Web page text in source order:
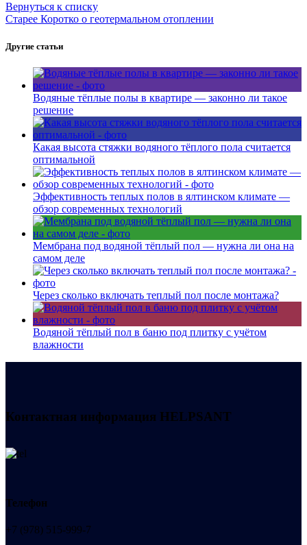
Вернуться к списку
Старее Коротко о геотермальном отоплении
Другие статьи
Водяные тёплые полы в квартире — законно ли такое
решение
Какая высота стяжки водяного тёплого пола считается
оптимальной
Эффективность теплых полов в ялтинском климате —
обзор современных технологий
Мембрана под водяной тёплый пол — нужна ли она на
самом деле
Через сколько включать теплый пол после монтажа?
Водяной тёплый пол в баню под плитку с учётом
влажности
Контактная информация HELPSANT
Телефон
+7 (978) 515-999-7